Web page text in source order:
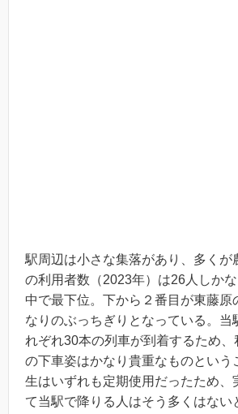
駅周辺は小さな集落があり、多くが
の利用者数（2023年）は26人しか
中で最下位。下から２番目が東藤原
なりのぶっちぎりとなっている。当
れぞれ30本の列車が到着するため、
の下車姿はかなり貴重なものという
生はいずれも定期使用だったため、
て当駅で降りる人はそう多くはない